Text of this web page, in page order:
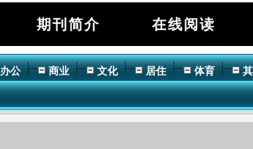
期刊简介 在线阅读
办公 商业 文化 居住 体育